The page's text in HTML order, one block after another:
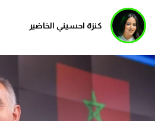
كنزة احسيني الخاضير